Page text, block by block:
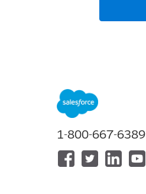
1-800-667-6389